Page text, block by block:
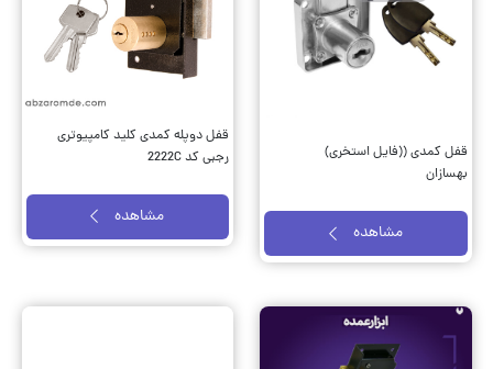
قفل کمدی ((فایل استخری)
بهسازان
مشاهده
قفل دوپله کمدی کلید کامپیوتری
رجبی کد 2222C
مشاهده